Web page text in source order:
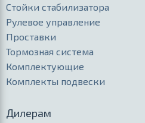
Стойки стабилизатора
Рулевое управление
Проставки
Тормозная система
Комплектующие
Комплекты подвески
Дилерам